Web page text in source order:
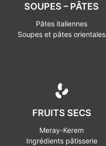
SOUPES – PÂTES
Pâtes italiennes
Soupes et pâtes orientales
FRUITS SECS
Meray-Kerem
Ingrédients pâtisserie